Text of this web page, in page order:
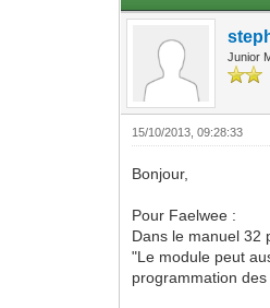
Junior
15/10/2013, 09:28:33
Bonjour,
Pour Faelwee :
Dans le manuel 32
"Le module peut
programmation